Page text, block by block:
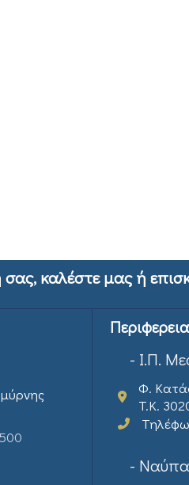
καλέστε μας ή
- Ι.Π.
Φ.
T.K.
-